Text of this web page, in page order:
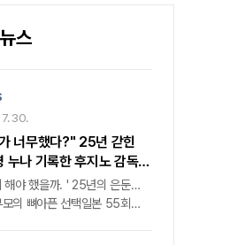
스
30.
너무했다?" 25년 갇힌
누나 기록한 후지노 감독의
해야 했을까. ' 25년의 은둔…
모의 뼈아픈 선택일본 55회